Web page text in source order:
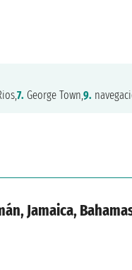
7. George Town,9.
Jamaica,